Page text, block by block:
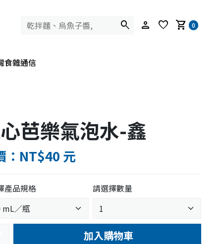
search person favorite shopping_cart 0
食雜通信
芭樂氣泡水-鑫
：NT$40 元
產品規格 請選擇數量
加入購物車